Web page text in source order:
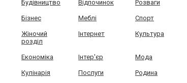
Будівництво Відпочинок Розваги
Бізнес Меблі Спорт
Жіночий
розділ
Інтернет Культура
Економіка Інтер'єр Мода
Кулінарія Послуги Родина